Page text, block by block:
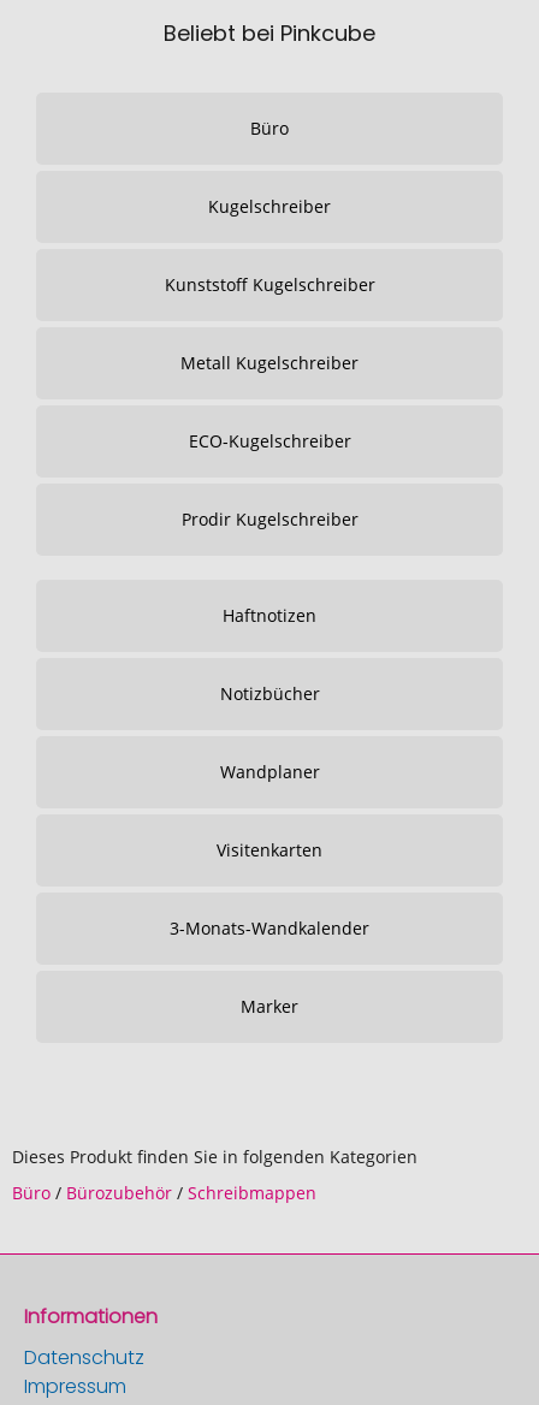
Beliebt bei Pinkcube
Büro
Kugelschreiber
Kunststoff Kugelschreiber
Metall Kugelschreiber
ECO-Kugelschreiber
Prodir Kugelschreiber
Haftnotizen
Notizbücher
Wandplaner
Visitenkarten
3-Monats-Wandkalender
Marker
Dieses Produkt finden Sie in folgenden Kategorien
Büro / Bürozubehör / Schreibmappen
Informationen
Datenschutz
Impressum